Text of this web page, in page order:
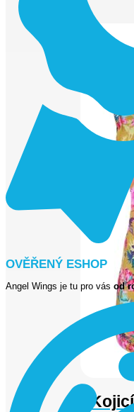
OVĚŘENÝ ESHOP
Angel Wings je tu pro vás od